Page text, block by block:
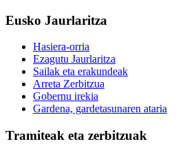
Eusko Jaurlaritza
Hasiera-orria
Ezagutu Jaurlaritza
Sailak eta erakundeak
Arreta Zerbitzua
Gobernu irekia
Gardena, gardetasunaren ataria
Tramiteak eta zerbitzuak